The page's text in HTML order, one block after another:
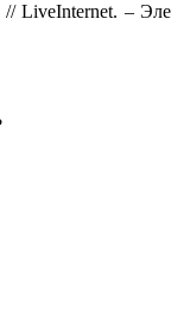
// LiveInternet. –